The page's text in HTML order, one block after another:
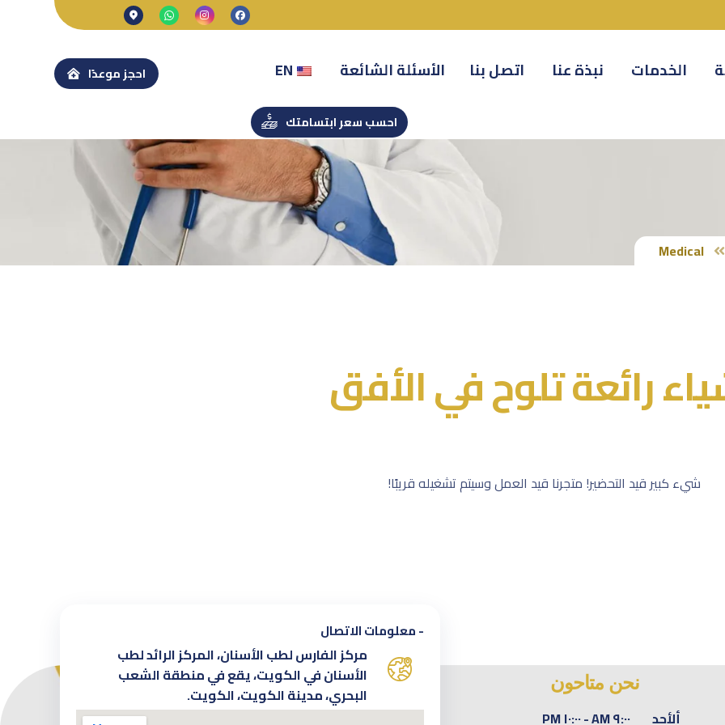
الخدمات نبذة عنا اتصل بنا الأسئلة الشائعة EN
احسب سعر ابتسامتك
احجز موعدًا
Medical
رائعة تلوح في الأفق
شيء كبير قيد التحضير! متجرنا قيد العمل وسيتم تشغيله قريبًا!
نحن متاحون
ألأحد ٩:٠٠ AM - ١٠:٠٠ PM
- معلومات الاتصال
مركز الفارس لطب الأسنان، المركز الرائد لطب
الأسنان في الكويت، يقع في منطقة الشعب
البحري، مدينة الكويت، الكويت.